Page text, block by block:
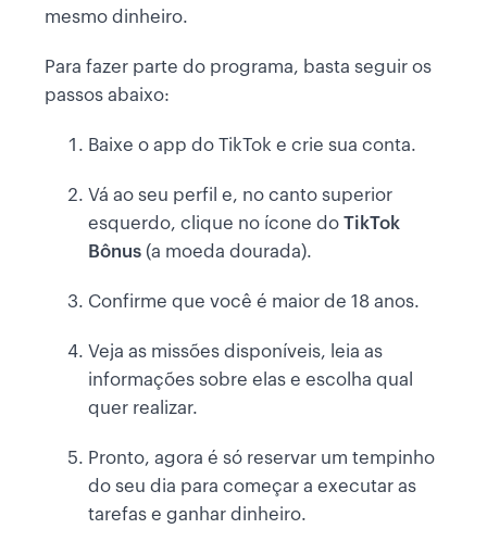
mesmo dinheiro.
Para fazer parte do programa, basta seguir os
passos abaixo:
Baixe o app do TikTok e crie sua conta.
Vá ao seu perfil e, no canto superior
esquerdo, clique no ícone do TikTok
Bônus (a moeda dourada).
Confirme que você é maior de 18 anos.
Veja as missões disponíveis, leia as
informações sobre elas e escolha qual
quer realizar.
Pronto, agora é só reservar um tempinho
do seu dia para começar a executar as
tarefas e ganhar dinheiro.